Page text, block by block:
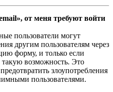
от меня требуют войти
пользователи могут
другим пользователям через
форму, и только если
возможность. Это
злоупотребления
пользователями.